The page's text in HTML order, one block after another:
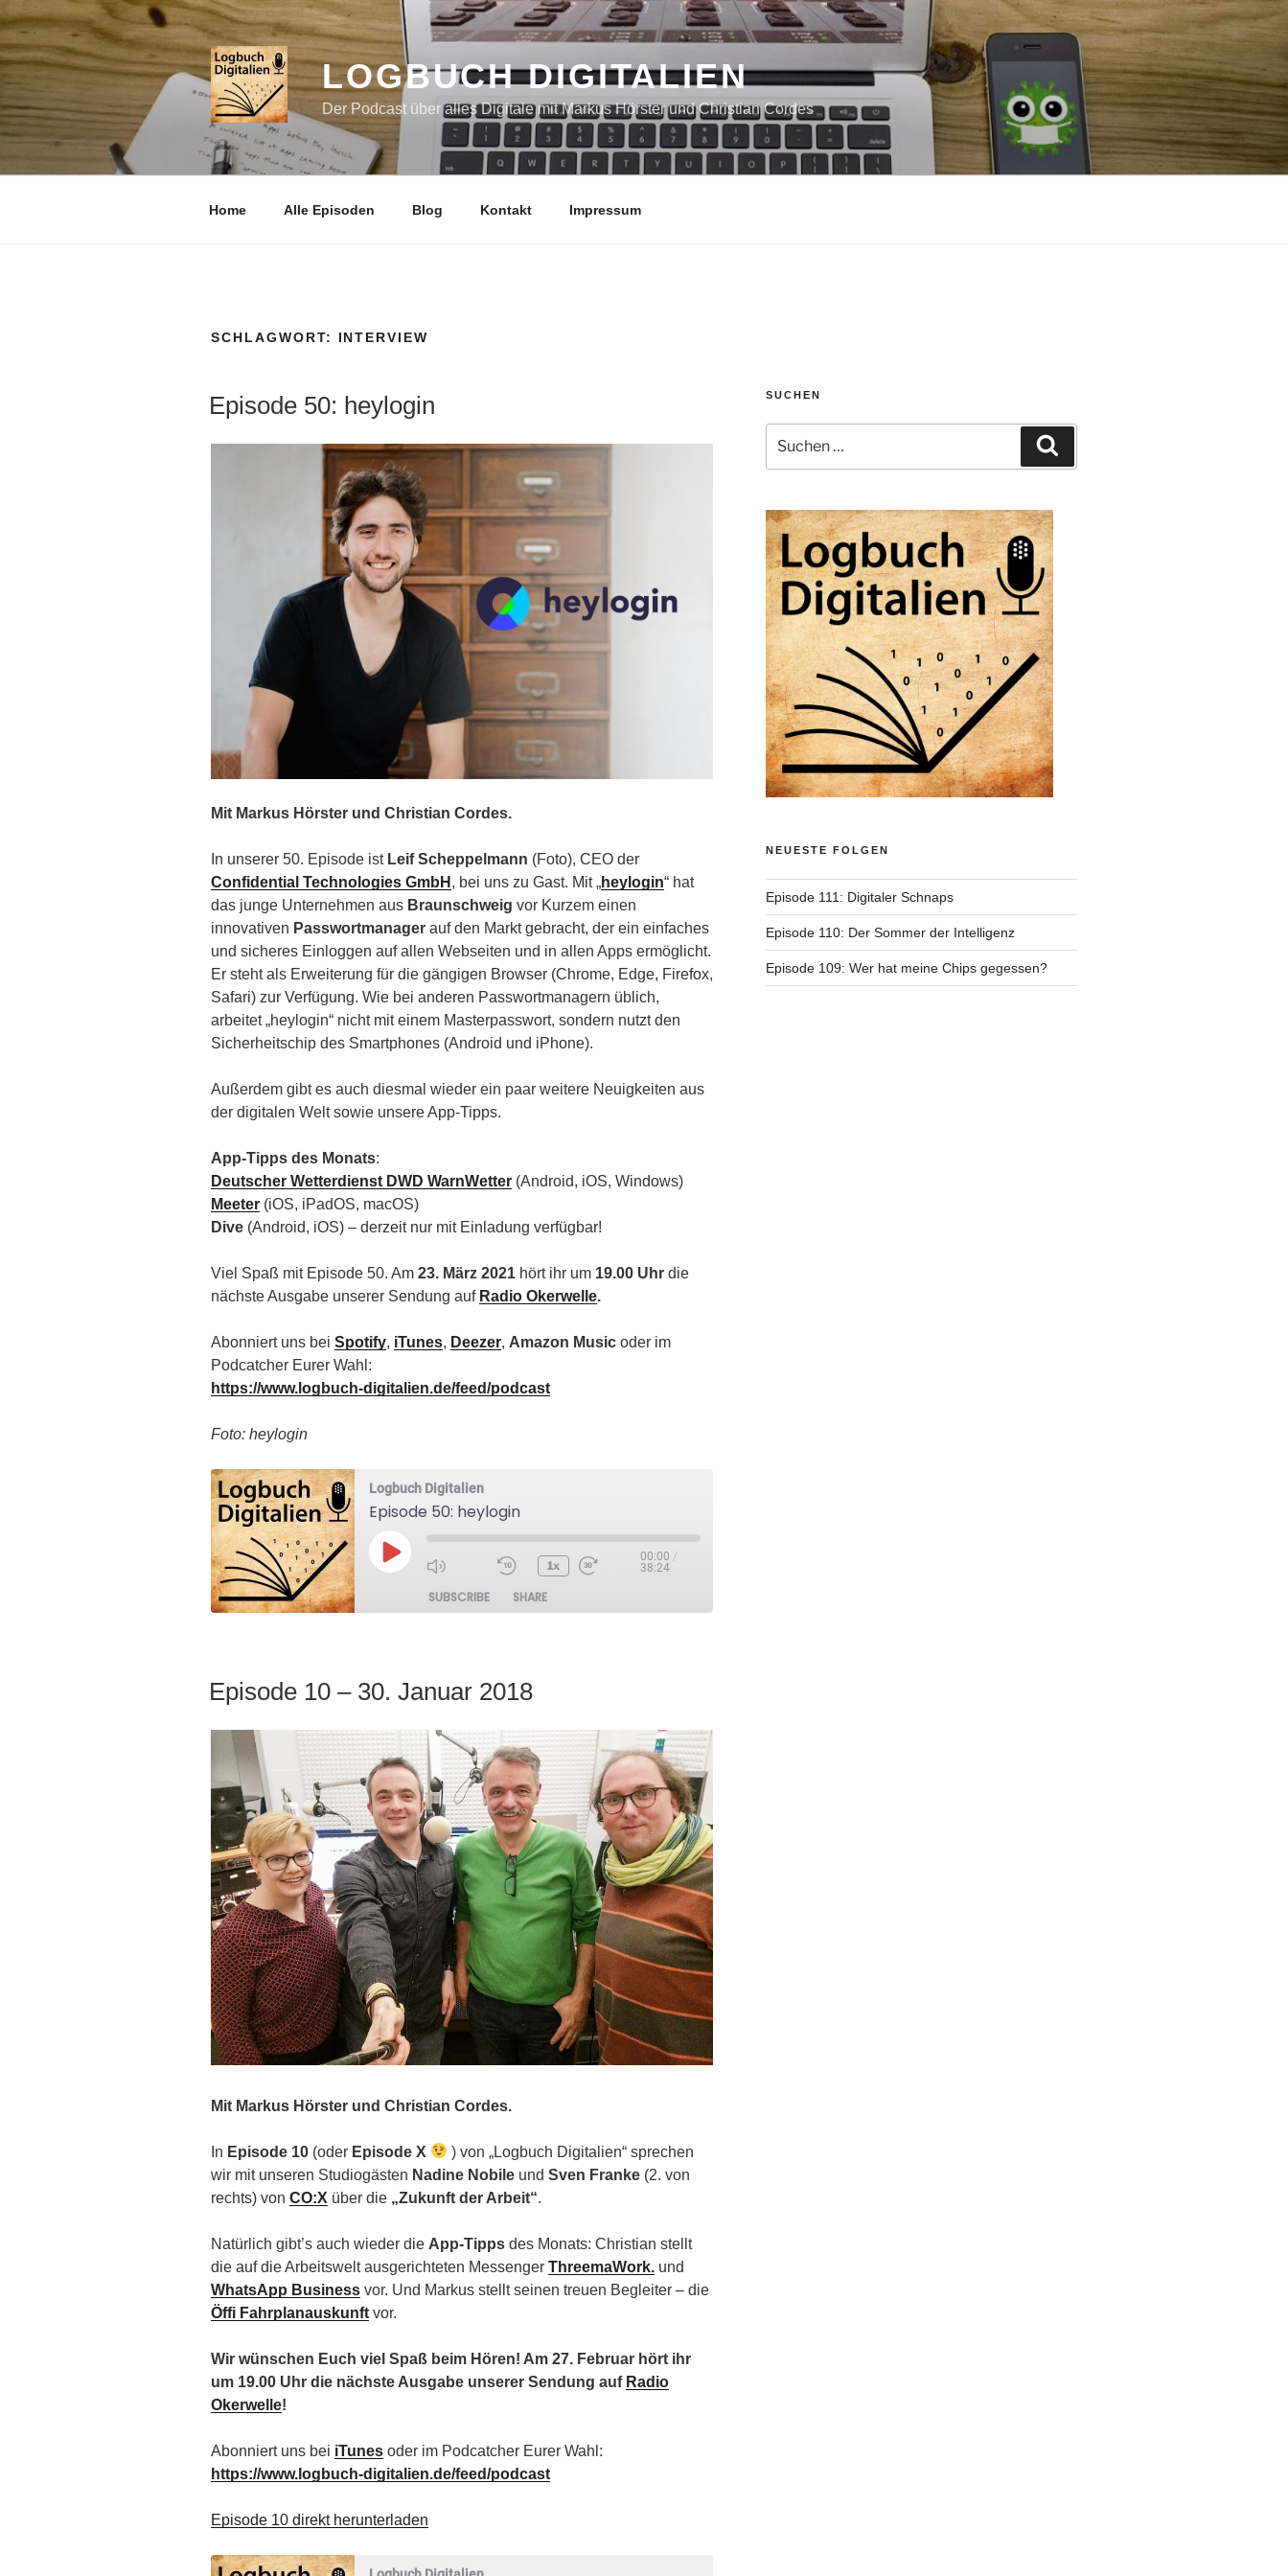
Inhalt
springen
LOGBUCH DIGITALIEN
Der Podcast über alles Digitale mit Markus Hörster und Christian Cordes
Home Alle Episoden Blog Kontakt Impressum
SCHLAGWORT: INTERVIEW
Episode 50: heylogin
Mit Markus Hörster und Christian Cordes.
In unserer 50. Episode ist Leif Scheppelmann (Foto), CEO der
Confidential Technologies GmbH , bei uns zu Gast. Mit „heylogin“ hat
das junge Unternehmen aus Braunschweig vor Kurzem einen
innovativen Passwortmanager auf den Markt gebracht, der ein einfaches
und sicheres Einloggen auf allen Webseiten und in allen Apps ermöglicht.
Er steht als Erweiterung für die gängigen Browser (Chrome, Edge, Firefox,
Safari) zur Verfügung. Wie bei anderen Passwortmanagern üblich,
arbeitet „heylogin“ nicht mit einem Masterpasswort, sondern nutzt den
Sicherheitschip des Smartphones (Android und iPhone).
Außerdem gibt es auch diesmal wieder ein paar weitere Neuigkeiten aus
der digitalen Welt sowie unsere App-Tipps.
App-Tipps des Monats:
Deutscher Wetterdienst DWD WarnWetter (Android, iOS, Windows)
Meeter (iOS, iPadOS, macOS)
Dive (Android, iOS) – derzeit nur mit Einladung verfügbar!
Viel Spaß mit Episode 50. Am 23. März 2021 hört ihr um 19.00 Uhr die
nächste Ausgabe unserer Sendung auf Radio Okerwelle.
Abonniert uns bei Spotify, iTunes, Deezer, Amazon Music oder im
Podcatcher Eurer Wahl:
https://www.logbuch-digitalien.de/feed/podcast
Foto: heylogin
Logbuch Digitalien
Episode 50: heylogin
Play
Mute/Unmute
Episode
Rewind
10
1x
00:00 /
38:24
SUBSCRIBE SHARE
LINK
EMBED
Episode 10 – 30. Januar 2018
Mit Markus Hörster und Christian Cordes.
In Episode 10 (oder Episode X
) von „Logbuch Digitalien“ sprechen
wir mit unseren Studiogästen Nadine Nobile und Sven Franke (2. von
rechts) von CO:X über die „Zukunft der Arbeit“.
Natürlich gibt’s auch wieder die App-Tipps des Monats: Christian stellt
die auf die Arbeitswelt ausgerichteten Messenger ThreemaWork. und
WhatsApp Business vor. Und Markus stellt seinen treuen Begleiter – die
Öffi Fahrplanauskunft vor.
Wir wünschen Euch viel Spaß beim Hören! Am 27. Februar hört ihr
um 19.00 Uhr die nächste Ausgabe unserer Sendung auf Radio
Okerwelle!
Abonniert uns bei iTunes oder im Podcatcher Eurer Wahl:
https://www.logbuch-digitalien.de/feed/podcast
Episode 10 direkt herunterladen
SUCHEN
nach:
NEUESTE FOLGEN
Episode 111: Digitaler Schnaps
Episode 110: Der Sommer der Intelligenz
Episode 109: Wer hat meine Chips gegessen?